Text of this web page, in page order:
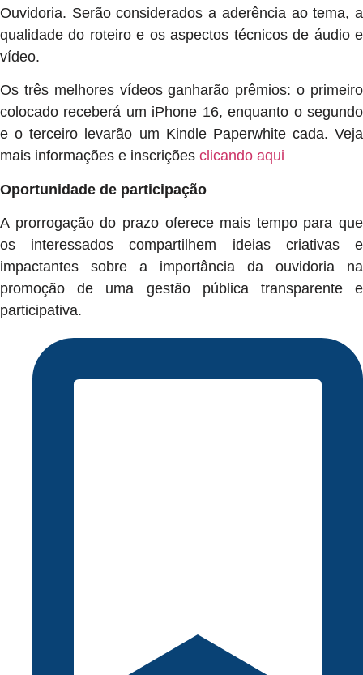
Ouvidoria. Serão considerados a aderência ao tema, a
qualidade do roteiro e os aspectos técnicos de áudio e
vídeo.
Os três melhores vídeos ganharão prêmios: o primeiro
colocado receberá um iPhone 16, enquanto o segundo
e o terceiro levarão um Kindle Paperwhite cada. Veja
mais informações e inscrições clicando aqui
Oportunidade de participação
A prorrogação do prazo oferece mais tempo para que
os interessados compartilhem ideias criativas e
impactantes sobre a importância da ouvidoria na
promoção de uma gestão pública transparente e
participativa.